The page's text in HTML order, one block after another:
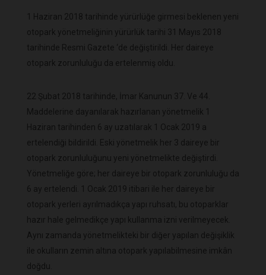
1 Haziran 2018 tarihinde yürürlüğe girmesi beklenen yeni
otopark yönetmeliğinin yürürlük tarihi 31 Mayıs 2018
tarihinde Resmi Gazete ‘de değiştirildi. Her daireye
otopark zorunluluğu da ertelenmiş oldu.
22 Şubat 2018 tarihinde, İmar Kanunun 37. Ve 44.
Maddelerine dayanılarak hazırlanan yönetmelik 1
Haziran tarihinden 6 ay uzatılarak 1 Ocak 2019 a
ertelendiği bildirildi. Eski yönetmelik her 3 daireye bir
otopark zorunluluğunu yeni yönetmelikte değiştirdi.
Yönetmeliğe göre; her daireye bir otopark zorunluluğu da
6 ay ertelendi. 1 Ocak 2019 itibari ile her daireye bir
otopark yerleri ayrılmadıkça yapı ruhsatı, bu otoparklar
hazır hale gelmedikçe yapı kullanma izni verilmeyecek.
Aynı zamanda yönetmelikteki bir diğer yapılan değişiklik
ile okulların zemin altına otopark yapılabilmesine imkân
doğdu.